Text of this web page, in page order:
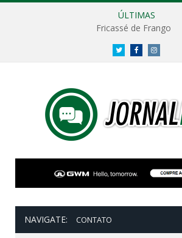
ÚLTIMAS
Fricassé de Frango
TwitterFacebookInstagram
NAVIGATE: CONTATO